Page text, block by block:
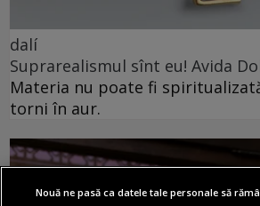
dalí
Suprarealismul sînt eu! Avida
Materia nu poate fi
torni în aur.
Nouă ne pasă ca datele tale personale să